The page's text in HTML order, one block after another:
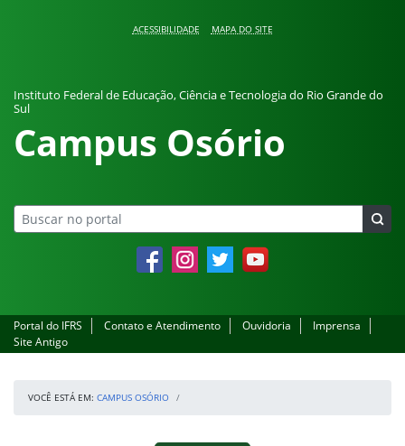
ACESSIBILIDADE MAPA DO SITE
Instituto Federal de Educação, Ciência e Tecnologia do Rio Grande do
Sul
Campus Osório
FacebookInstagramTwitter YouTube
Portal do IFRS Contato e Atendimento Ouvidoria
Imprensa
Site Antigo
VOCÊ ESTÁ EM: CAMPUS OSÓRIO